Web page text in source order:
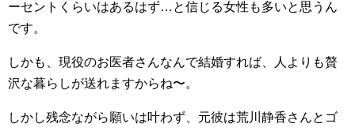
ーセントくらいはあるはず…と信じる女性も多いと思うん
です。
しかも、現役のお医者さんなんで結婚すれば、人よりも贅
沢な暮らしが送れますからね〜。
しかし残念ながら願いは叶わず、元彼は荒川静香さんとゴ